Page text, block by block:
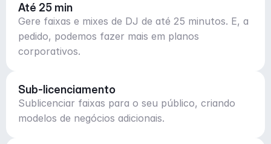
Até 25 min
Gere faixas e mixes de DJ de até 25 minutos. E, a
pedido, podemos fazer mais em planos
corporativos.
Sub-licenciamento
Sublicenciar faixas para o seu público, criando
modelos de negócios adicionais.